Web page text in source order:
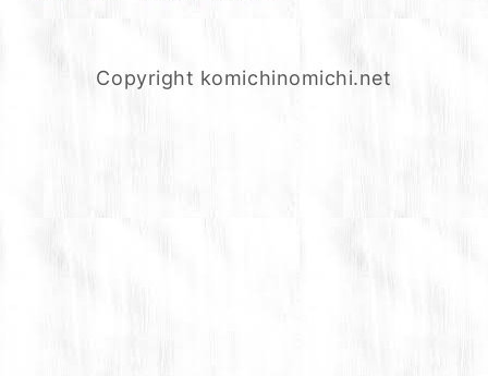
Copyright komichinomichi.net